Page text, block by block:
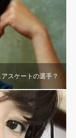
スケートの選手？